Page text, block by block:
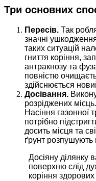
Три основних
Пересів. Так
значні
таких ситуацій
гниття коріння,
антракнозу та
повністю
здійснюється
Досівання.
розріджених
Насіння газонної
потрібно
досить місця та
ґрунт розпушують
Досіяну ділянку
поверхню слід
коріння